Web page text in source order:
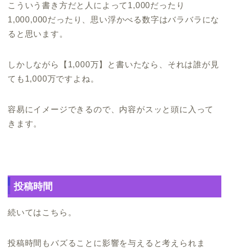
こういう書き方だと人によって1,000だったり
1,000,000だったり、思い浮かべる数字はバラバラにな
ると思います。
しかしながら【1,000万】と書いたなら、それは誰が見
ても1,000万ですよね。
容易にイメージできるので、内容がスッと頭に入って
きます。
投稿時間
続いてはこちら。
投稿時間もバズることに影響を与えると考えられま